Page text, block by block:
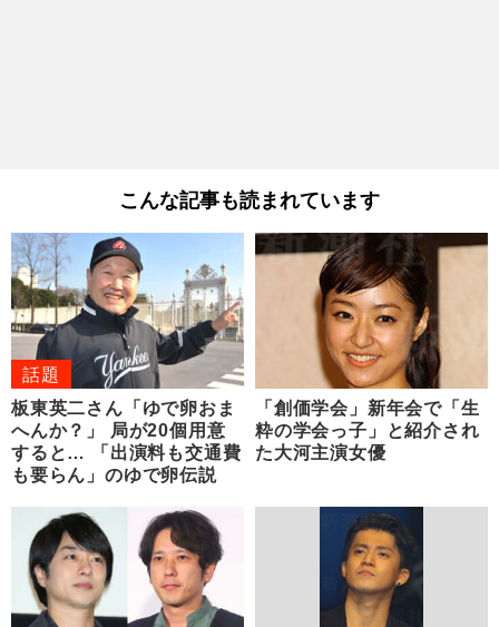
こんな記事も読まれています
話題
板東英二さん「ゆで卵おま
へんか？」 局が20個用意
すると… 「出演料も交通費
も要らん」のゆで卵伝説
「創価学会」新年会で「生
粋の学会っ子」と紹介され
た大河主演女優